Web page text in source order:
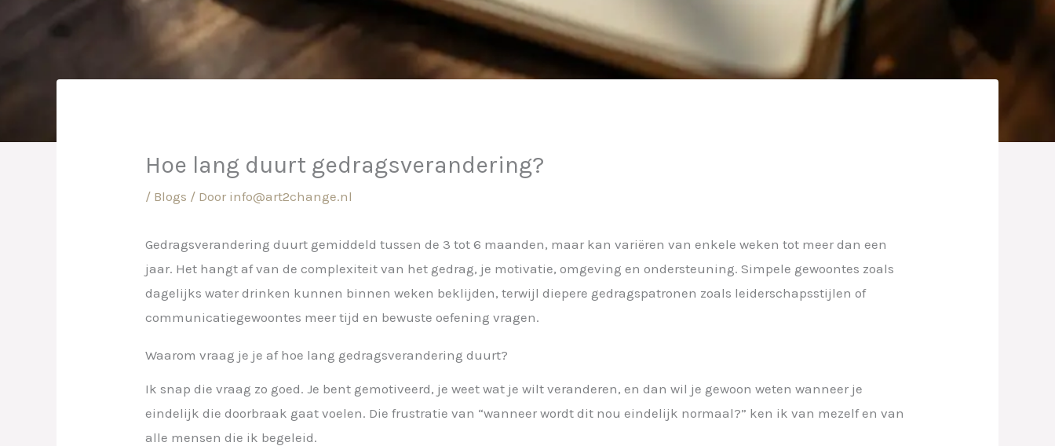
Hoe lang duurt gedragsverandering?
/ Blogs / Door info@art2change.nl
Gedragsverandering duurt gemiddeld tussen de 3 tot 6 maanden, maar kan variëren van enkele weken tot meer dan een
jaar. Het hangt af van de complexiteit van het gedrag, je motivatie, omgeving en ondersteuning. Simpele gewoontes zoals
dagelijks water drinken kunnen binnen weken beklijden, terwijl diepere gedragspatronen zoals leiderschapsstijlen of
communicatiegewoontes meer tijd en bewuste oefening vragen.
Waarom vraag je je af hoe lang gedragsverandering duurt?
Ik snap die vraag zo goed. Je bent gemotiveerd, je weet wat je wilt veranderen, en dan wil je gewoon weten wanneer je
eindelijk die doorbraak gaat voelen. Die frustratie van “wanneer wordt dit nou eindelijk normaal?” ken ik van mezelf en van
alle mensen die ik begeleid.